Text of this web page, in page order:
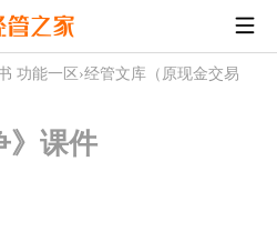
功能一区 ›经管文库（原现金交易
》课件